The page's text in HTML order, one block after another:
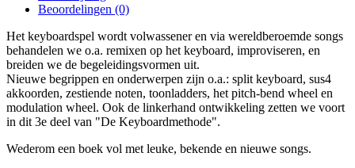
Beoordelingen (0)
Het keyboardspel wordt volwassener en via wereldberoemde songs
behandelen we o.a. remixen op het keyboard, improviseren, en
breiden we de begeleidingsvormen uit.
Nieuwe begrippen en onderwerpen zijn o.a.: split keyboard, sus4
akkoorden, zestiende noten, toonladders, het pitch-bend wheel en
modulation wheel. Ook de linkerhand ontwikkeling zetten we voort
in dit 3e deel van "De Keyboardmethode".
Wederom een boek vol met leuke, bekende en nieuwe songs.